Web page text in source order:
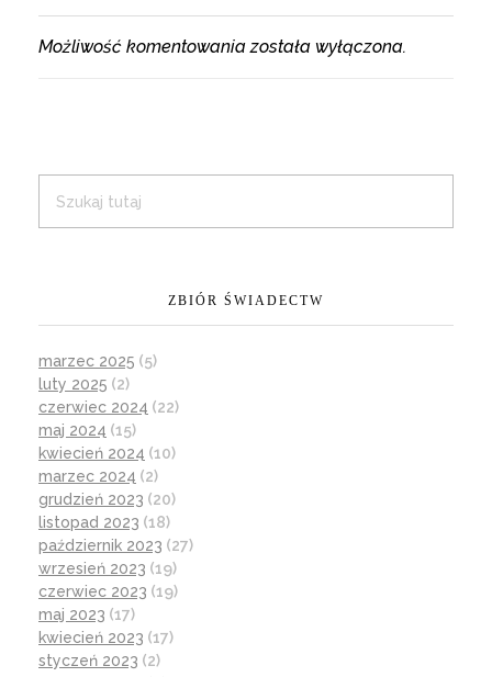
Możliwość komentowania została wyłączona.
ZBIÓR ŚWIADECTW
marzec 2025 (5)
luty 2025 (2)
czerwiec 2024 (22)
maj 2024 (15)
kwiecień 2024 (10)
marzec 2024 (2)
grudzień 2023 (20)
listopad 2023 (18)
październik 2023 (27)
wrzesień 2023 (19)
czerwiec 2023 (19)
maj 2023 (17)
kwiecień 2023 (17)
styczeń 2023 (2)